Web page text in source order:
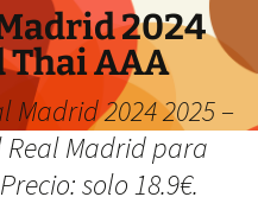
2024
Thai AAA
Madrid 2024 2025 –
Madrid para
solo 18.9€.